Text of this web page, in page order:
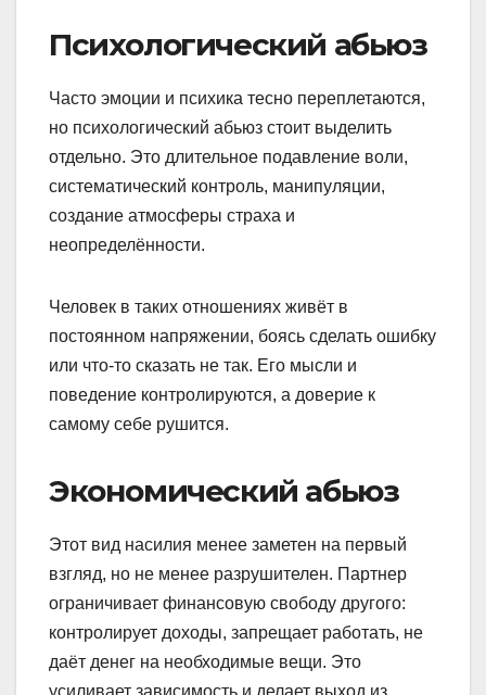
Психологический абьюз
Часто эмоции и психика тесно переплетаются,
но психологический абьюз стоит выделить
отдельно. Это длительное подавление воли,
систематический контроль, манипуляции,
создание атмосферы страха и
неопределённости.
Человек в таких отношениях живёт в
постоянном напряжении, боясь сделать ошибку
или что-то сказать не так. Его мысли и
поведение контролируются, а доверие к
самому себе рушится.
Экономический абьюз
Этот вид насилия менее заметен на первый
взгляд, но не менее разрушителен. Партнер
ограничивает финансовую свободу другого:
контролирует доходы, запрещает работать, не
даёт денег на необходимые вещи. Это
усиливает зависимость и делает выход из